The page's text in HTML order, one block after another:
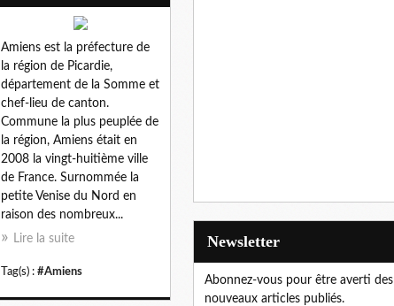
Amiens est la préfecture de
la région de Picardie,
département de la Somme et
chef-lieu de canton.
Commune la plus peuplée de
la région, Amiens était en
2008 la vingt-huitième ville
de France. Surnommée la
petite Venise du Nord en
raison des nombreux...
Lire la suite
Tag(s) : #Amiens
Newsletter
Abonnez-vous pour être averti des
nouveaux articles publiés.